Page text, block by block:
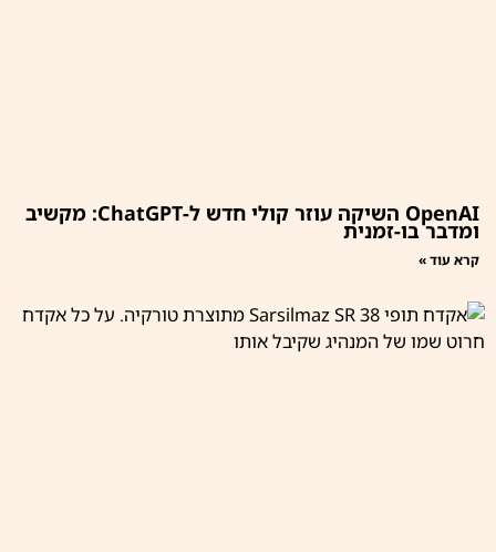
OpenAI השיקה עוזר קולי חדש ל-ChatGPT: מקשיב
ומדבר בו-זמנית
קרא עוד »